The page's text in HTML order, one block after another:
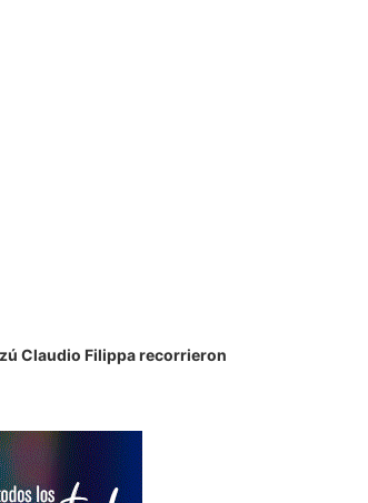
Claudio Filippa recorrieron